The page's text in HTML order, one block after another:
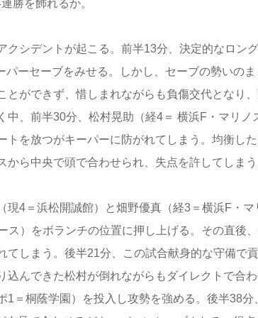
勝を飾れるか。
シデントが起こる。前半13分、決定的なロン
ーセーブをみせる。しかし、セーブの勢いのま
ができず、惜しまれながらも負傷交代となり
、前半30分、松村晃助（経4＝ 横浜F・マリノ
を放つがキーパーに防がれてしまう。均衡した
ら中央で頭で合わせられ、失点を許してしまう
4＝浜松開誠館）と畑野優真（経3＝横浜F・マ
）をボランチの位置に押し上げる。その直後、
しまう。後半21分、この試合献身的な守備で
んできた松村が倒れながらもダイレクトで合
＝桐蔭学園）を投入し攻勢を強める。後半38分